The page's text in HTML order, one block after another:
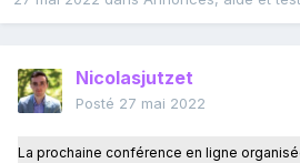
Nicolasjutzet
Posté 27 mai 2022
La prochaine conférence en ligne